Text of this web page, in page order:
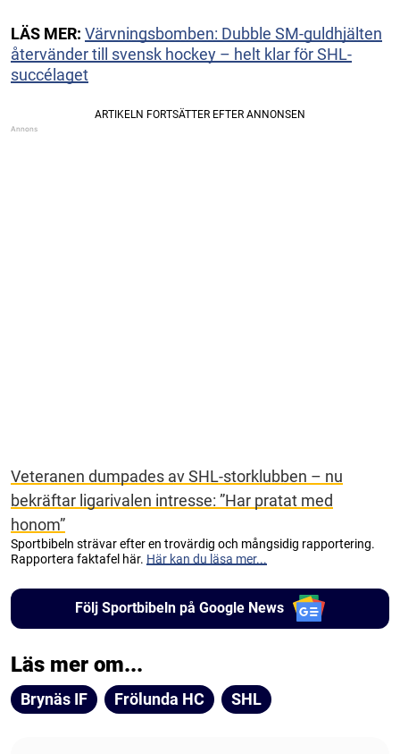
LÄS MER: Värvningsbomben: Dubble SM-guldhjälten
återvänder till svensk hockey – helt klar för SHL-
succélaget
Veteranen dumpades av SHL-storklubben – nu
bekräftar ligarivalen intresse: ”Har pratat med
honom”
Sportbibeln strävar efter en trovärdig och mångsidig rapportering.
Rapportera faktafel här. Här kan du läsa mer...
Följ Sportbibeln på Google News
Läs mer om...
Brynäs IF Frölunda HC SHL